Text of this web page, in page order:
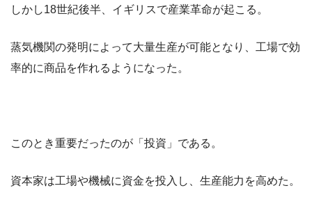
しかし18世紀後半、イギリスで産業革命が起こる。
蒸気機関の発明によって大量生産が可能となり、工場で効
率的に商品を作れるようになった。
このとき重要だったのが「投資」である。
資本家は工場や機械に資金を投入し、生産能力を高めた。